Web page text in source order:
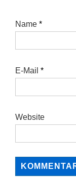
Name *
E-Mail *
Website